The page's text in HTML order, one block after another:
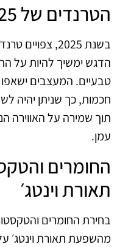
הטרנדים של 2025
בשנת 2025,
הדגש ימשיך להיות על
טבעיים. המעצבים ישאפו
חכמות, כך שניתן יהיה
תוך שמירה על האווירה
עמן.
החומרים
תאורת וינטג׳
בחירת החומרים
מהשפעת תאורת וינטג׳